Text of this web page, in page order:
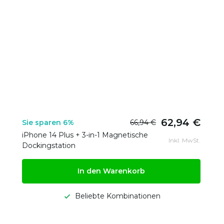
Sie sparen 6% 66,94 € 62,94 €
iPhone 14 Plus + 3-in-1 Magnetische
Dockingstation
Inkl. MwSt.
In den Warenkorb
Beliebte Kombinationen